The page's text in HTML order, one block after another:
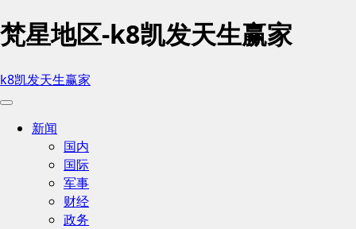
梵星地区-k8凯发天生赢家
k8凯发天生赢家
新闻
国内
国际
军事
财经
政务